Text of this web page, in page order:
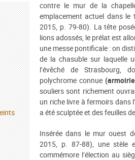
contre le mur de la
emplacement actuel dans le
2015, p. 79-80). La tête
lions adossés, le prélat est
une messe pontificale : on
de la chasuble sur laquelle
l’évêché de Strasbourg,
polychrome connue
souliers sont richement
un riche livre à fermoirs dans
a été sculptée et des feuilles
Insérée dans le mur ouest
2015, p. 87-88), une stèle
commémore l’élection au